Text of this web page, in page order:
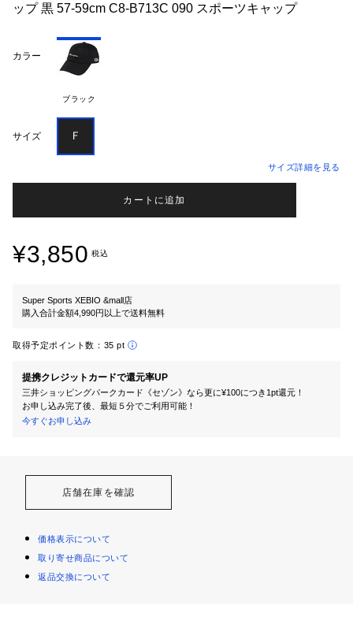
ップ 黒 57-59cm C8-B713C 090 スポーツキャップ
カラー
ブラック
サイズ Ｆ
サイズ詳細を見る
カートに追加
¥3,850 税込
Super Sports XEBIO &mall店
購入合計金額4,990円以上で送料無料
取得予定ポイント数： 35 pt
提携クレジットカードで還元率UP
三井ショッピングパークカード《セゾン》なら更に¥100につき1pt還元！
お申し込み完了後、最短５分でご利用可能！
今すぐお申し込み
店舗在庫を確認
価格表示について
取り寄せ商品について
返品交換について